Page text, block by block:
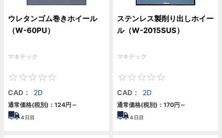
ウレタンゴム巻きホイール
（W-60PU）
マキテック
CAD：
2D
通常価格(税別)： 124円 ～
4日目
ステンレス製削り出しホイー
ル（W-2015SUS）
マキテック
CAD：
2D
通常価格(税別)： 170円 ～
4日目